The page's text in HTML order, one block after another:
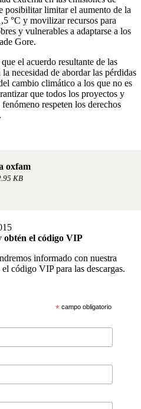
posibilitar limitar el aumento de la
°C y movilizar recursos para
y vulnerables a adaptarse a los
Gore.
el acuerdo resultante de las
necesidad de abordar las pérdidas
cambio climático a los que no es
que todos los proyectos y
respeten los derechos
oxfam
KB
obtén el código VIP
informado con nuestra
código VIP para las descargas.
*campo obligatorio